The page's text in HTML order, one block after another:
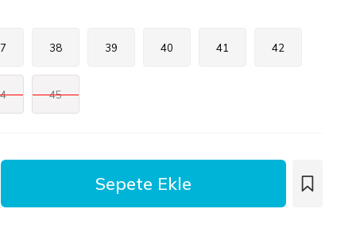
38 39 40 41 42
45